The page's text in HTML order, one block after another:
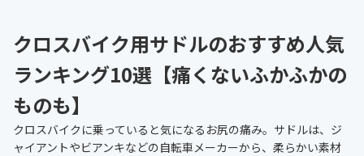
クロスバイク用サドルのおすすめ人気
ランキング10選【痛くないふかふかの
ものも】
クロスバイクに乗っていると気になるお尻の痛み。サドルは、ジ
ャイアントやビアンキなどの自転車メーカーから、柔らかい素材